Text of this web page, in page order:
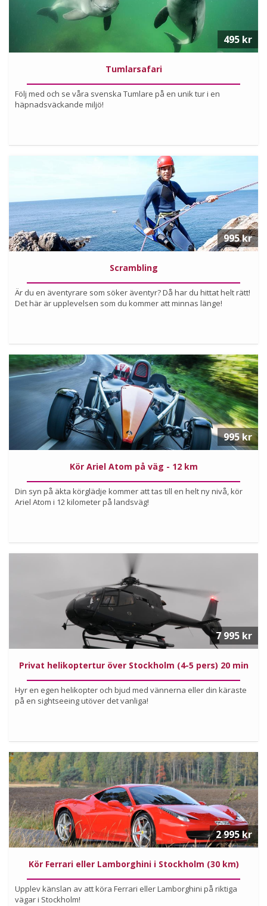
Tumlarsafari
Följ med och se våra svenska Tumlare på en unik tur i en
häpnadsväckande miljö!
495 kr
Köp
Läs mer om upplevelsen
Scrambling
Är du en äventyrare som söker äventyr? Då har du hittat helt rätt!
Det här är upplevelsen som du kommer att minnas länge!
995 kr
Köp
Läs mer om upplevelsen
Kör Ariel Atom på väg - 12 km
Din syn på äkta körglädje kommer att tas till en helt ny nivå, kör
Ariel Atom i 12 kilometer på landsväg!
995 kr
Köp
Läs mer om upplevelsen
Privat helikoptertur över Stockholm (4-5 pers) 20 min
Hyr en egen helikopter och bjud med vännerna eller din käraste
på en sightseeing utöver det vanliga!
7 995 kr
Köp
Läs mer om upplevelsen
Kör Ferrari eller Lamborghini i Stockholm (30 km)
Upplev känslan av att köra Ferrari eller Lamborghini på riktiga
vägar i Stockholm!
2 995 kr